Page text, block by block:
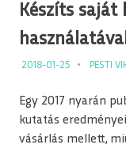
Készíts
használatával
2018-01-25 PESTI
Egy 2017 nyarán
kutatás
vásárlás mellett,